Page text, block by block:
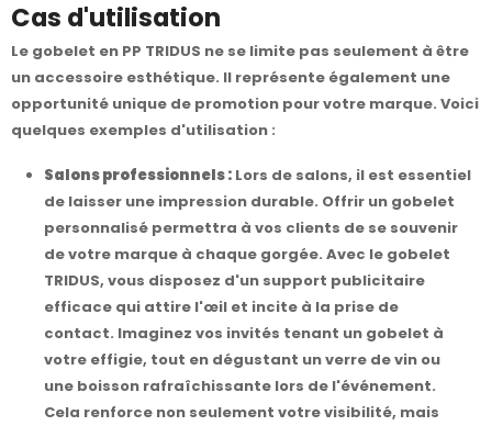
Cas d'utilisation
Le gobelet en PP TRIDUS ne se limite pas seulement à être
un accessoire esthétique. Il représente également une
opportunité unique de promotion pour votre marque. Voici
quelques exemples d'utilisation :
Salons professionnels : Lors de salons, il est essentiel
de laisser une impression durable. Offrir un gobelet
personnalisé permettra à vos clients de se souvenir
de votre marque à chaque gorgée. Avec le gobelet
TRIDUS, vous disposez d'un support publicitaire
efficace qui attire l'œil et incite à la prise de
contact. Imaginez vos invités tenant un gobelet à
votre effigie, tout en dégustant un verre de vin ou
une boisson rafraîchissante lors de l'événement.
Cela renforce non seulement votre visibilité, mais